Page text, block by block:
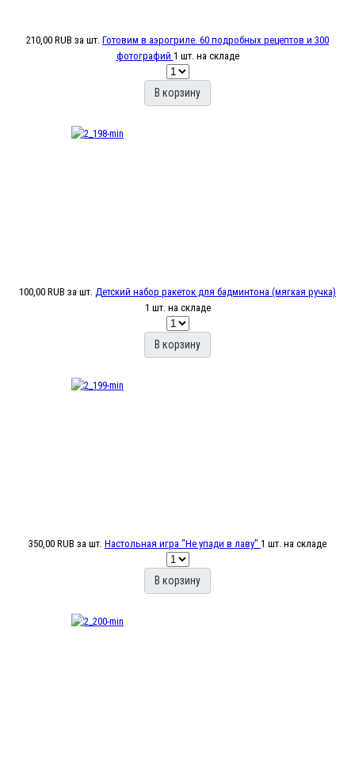
210,00 RUB за шт. Готовим в аэрогриле. 60 подробных рецептов и 300
фотографий 1 шт. на складе
В корзину
100,00 RUB за шт. Детский набор ракеток для бадминтона (мягкая ручка)
1 шт. на складе
В корзину
350,00 RUB за шт. Настольная игра "Не упади в лаву" 1 шт. на складе
В корзину